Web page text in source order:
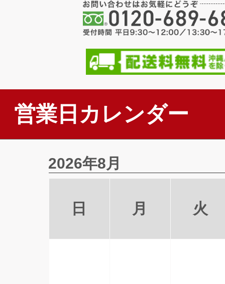
営業日カレンダー
2026年8月
日 月 火